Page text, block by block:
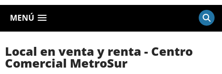
MENÚ
Local en venta y renta - Centro
Comercial MetroSur